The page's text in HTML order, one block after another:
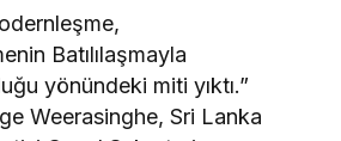
Batılılaşmayla
yönündeki miti yıktı.”
Weerasinghe, Sri Lanka